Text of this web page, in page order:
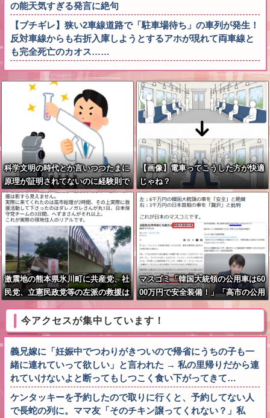
の能天気すぎる発言に絶句
【ブチギレ】狭い2車線道路で「駐車場待ち」の車列が発生！
反対車線からも右折入庫しようとするアホが現れて両車線と
も完全死亡のカオス……
科学文明の時代とか言いつつたまに
原理が証明されてないのに経験則で
使われるテクノロジーとかあるのが
面白いよな
【画像】電車ってこうした方が快適
じゃね？
激震地の熊本県氷川町に共産党、社
民党、立憲民政党等の左派の救援は
マスゴミ「韓国大統領の公用車は60
00万円で安全装備！」「高市の公用
今アクセスが集中しています！
義兄嫁に「妊娠中でつわりがきついので帰省にうちの子も一
緒に連れていって欲しい」と言われた → 私の里帰りだから連
れていけないよと断ってもしつこく食い下がってきて…
ケンタッキーを予約したので取りに行くと、予約してない人
で長蛇の列に。ママ友「そのチキン譲ってくれない？」私